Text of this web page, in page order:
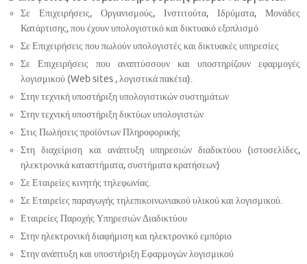
Σε Επιχειρήσεις, Οργανισμούς, Ινστιτούτα, Ιδρύματα, Μονάδες
Κατάρτισης, που έχουν υπολογιστικό και δικτυακό εξοπλισμό
Σε Επιχειρήσεις που πωλούν υπολογιστές και δικτυακές υπηρεσίες
Σε Επιχειρήσεις που αναπτύσσουν και υποστηρίζουν εφαρμογές
λογισμικού (Web sites , λογιστικά πακέτα).
Στην τεχνική υποστήριξη υπολογιστικών συστημάτων
Στην τεχνική υποστήριξη δικτύων υπολογιστών
Στις Πωλήσεις προϊόντων Πληροφορικής
Στη διαχείριση και ανάπτυξη υπηρεσιών διαδικτύου (ιστοσελίδες,
ηλεκτρονικά καταστήματα, συστήματα κρατήσεων)
Σε Εταιρείες κινητής τηλεφωνίας.
Σε Εταιρείες παραγωγής τηλεπικοινωνιακού υλικού και λογισμικού.
Εταιρείες Παροχής Υπηρεσιών Διαδικτύου
Στην ηλεκτρονική διαφήμιση και ηλεκτρονικό εμπόριο
Στην ανάπτυξη και υποστήριξη Εφαρμογών λογισμικού